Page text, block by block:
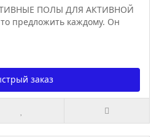
ПОЛЫ ДЛЯ АКТИВНОЙ
предложить каждому. Он
заказ